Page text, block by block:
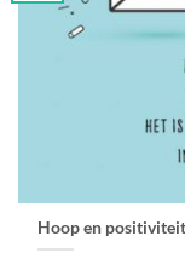
Hoop en